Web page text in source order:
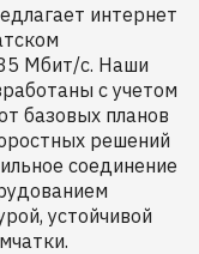
интернет
Мбит/с. Наши
с учетом
базовых планов
решений
соединение
устойчивой